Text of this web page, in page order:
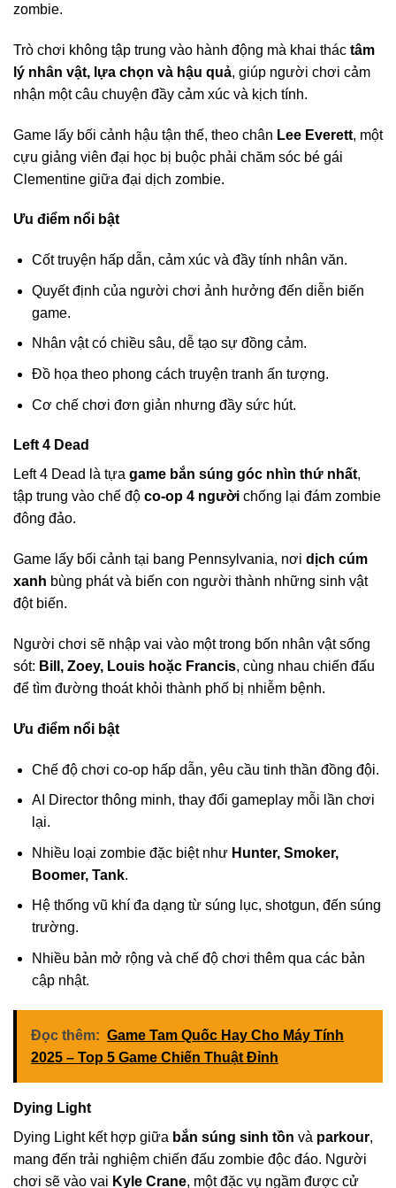
zombie.
Trò chơi không tập trung vào hành động mà khai thác tâm
lý nhân vật, lựa chọn và hậu quả, giúp người chơi cảm
nhận một câu chuyện đầy cảm xúc và kịch tính.
Game lấy bối cảnh hậu tận thế, theo chân Lee Everett, một
cựu giảng viên đại học bị buộc phải chăm sóc bé gái
Clementine giữa đại dịch zombie.
Ưu điểm nổi bật
Cốt truyện hấp dẫn, cảm xúc và đầy tính nhân văn.
Quyết định của người chơi ảnh hưởng đến diễn biến
game.
Nhân vật có chiều sâu, dễ tạo sự đồng cảm.
Đồ họa theo phong cách truyện tranh ấn tượng.
Cơ chế chơi đơn giản nhưng đầy sức hút.
Left 4 Dead
Left 4 Dead là tựa game bắn súng góc nhìn thứ nhất,
tập trung vào chế độ co-op 4 người chống lại đám zombie
đông đảo.
Game lấy bối cảnh tại bang Pennsylvania, nơi dịch cúm
xanh bùng phát và biến con người thành những sinh vật
đột biến.
Người chơi sẽ nhập vai vào một trong bốn nhân vật sống
sót: Bill, Zoey, Louis hoặc Francis, cùng nhau chiến đấu
để tìm đường thoát khỏi thành phố bị nhiễm bệnh.
Ưu điểm nổi bật
Chế độ chơi co-op hấp dẫn, yêu cầu tinh thần đồng đội.
AI Director thông minh, thay đổi gameplay mỗi lần chơi
lại.
Nhiều loại zombie đặc biệt như Hunter, Smoker,
Boomer, Tank.
Hệ thống vũ khí đa dạng từ súng lục, shotgun, đến súng
trường.
Nhiều bản mở rộng và chế độ chơi thêm qua các bản
cập nhật.
Đọc thêm: Game Tam Quốc Hay Cho Máy Tính
2025 – Top 5 Game Chiến Thuật Đỉnh
Dying Light
Dying Light kết hợp giữa bắn súng sinh tồn và parkour,
mang đến trải nghiệm chiến đấu zombie độc đáo. Người
chơi sẽ vào vai Kyle Crane, một đặc vụ ngầm được cử